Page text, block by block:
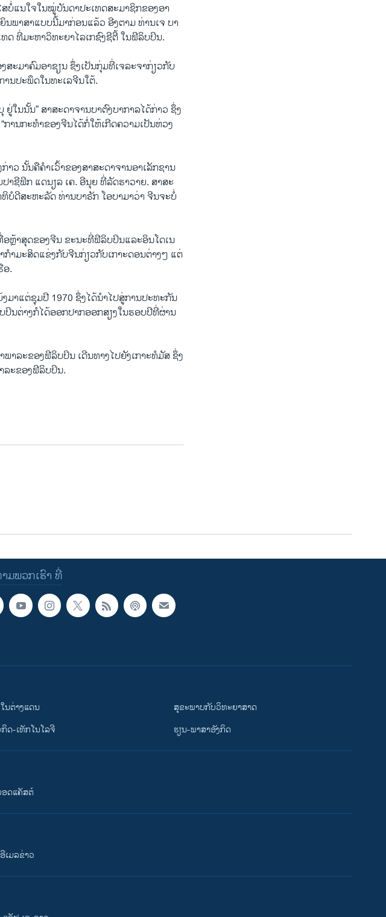
ບໍ່​ແນ​ໃຈ​ໃນ​ໝູ່​ບັນ​ດາ​ປະ​ເທດ​ສະ​ມາ​ຊິກ​ຂອງ​ອາ​
ນ​ພາ​ສາ​ແບບນີ້​ມາ​ກ່ອນ​ແລ້ວ ອີງ​ຕາມ ​ທ່ານ​ເຈ ບາ​
ດ ທີ່​ມະ​ຫາ​ວິ​ທະ​ຍາ​ໄລ​ເກ​ຊົງ​ຊີ​ຕີ້ ໃນ​ຟີ​ລິບ​ປິນ.
ະ​ມາ​ຄົມ​ອາ​ຊຽນ ຊຶ່ງ​ເປັນ​ກຸ່ມ​ທີ່​ເຈ​ລະ​ຈາ​ກ່ຽວ​ກັບ​
ນ​ປະ​ພຶດ​ໃນ​ທະ​ເລ​ຈີນ​ໃຕ້.
ໃນ​ນັ້ນ” ສາ​ສະ​ດາ​ຈານ​ບາ​ຕົງ​ບາ​ກາ​ລ​ໄດ້​ກ່າວ ຊຶ່ງ​
ການ​ກະ​ທຳ​ຂອງ​ຈີນ​ໄດ້​ກໍ່​ໃຫ້​ເກີດ​ຄ​ວາມ​ເປັນ​ຫ່ວງ
ວ ນັ້ນ​ຄື​ຄຳເວົ້າ​ຂອງ​ສາ​ສະ​ດາ​ຈານ​ອາ​ເລັກ​ຊານ​
າ​ຊີ​ຟິກ ແດ​ນຽ​ລ ເຄ. ອີ​ນຸຍ ທີ່​ລັດ​ຮາ​ວາຍ. ສາ​ສະ​
ບໍ​ດີ​ສະ​ຫະ​ລັດ ທ່ານ​ບາ​ຣັກ ໂອ​ບາ​ມາ​ວ່າ ຈີນ​ຈະ​ບໍ່​
ຫຼ້າ​ສຸດ​ຂອງ​ຈີນ ຂະ​ນະ​ທີ່​ຟີ​ລິບ​ປິນແລະ​ອິນ​ໂດ​ເນ​
ກຳ​ມະ​ສິດ​ແຂ່ງ​ກັບ​ຈີນ​ກ່ຽວ​ກັບ​ເກາະ​ດອນ​ຕ່າງໆ ແຕ່​
ອ.
ມາ​ແຕ່​ຊຸມ​ປີ 1970 ຊຶ່ງ​ໄດ້​ນຳ​ໄປ​ສູ່​ການ​ປະ​ທະ​ກັນ​
ປິນ​ຕ່າງ​ກໍ​ໄດ້​ອອກ​ປາກ​ອອກ​ສຽງໃນ​ຮອບ​ປີ​ທີ່​ຜ່ານ​
າ​ລະ​ຂອງ​ຟີ​ລິບ​ປິນ ເດີນ​ທາງ​ໄປ​ຍັງເກາະທໍ​ມັ​ສ​ ​ຊຶ່ງ​
ລະ​ຂອງ​ຟີ​ລິບ​ປິນ.
ມພວກເຮົາ ທີ່
ນຕ່າງແດນ
ດ-ເທັກໂນໂລຈີ
ສຸຂະພາບກັບວິທະຍາສາດ
ຮຽນ-ພາສາອັງກິດ
ດແຄັສຕ໌
ເມລຂ່າວ